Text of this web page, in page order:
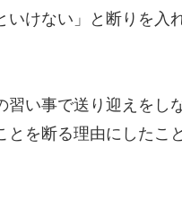
いけない」と断りを入
習い事で送り迎えをし
とを断る理由にしたこ